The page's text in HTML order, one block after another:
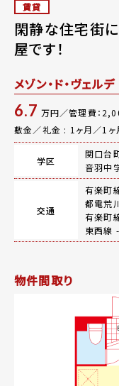
賃貸
閑静な住宅街
屋です！
メゾン・ド・ヴェ
6.7 万円／管理費：
敷金／礼金 : 1ヶ月／1ヶ
学区
関口台
音羽中
交通
有楽町
都電荒
有楽町
東西線 -
物件間取り